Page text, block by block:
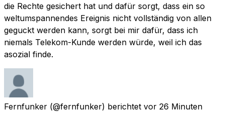
die Rechte gesichert hat und dafür sorgt, dass ein so
weltumspannendes Ereignis nicht vollständig von allen
geguckt werden kann, sorgt bei mir dafür, dass ich
niemals Telekom-Kunde werden würde, weil ich das
asozial finde.
Fernfunker (@fernfunker) berichtet vor 26 Minuten